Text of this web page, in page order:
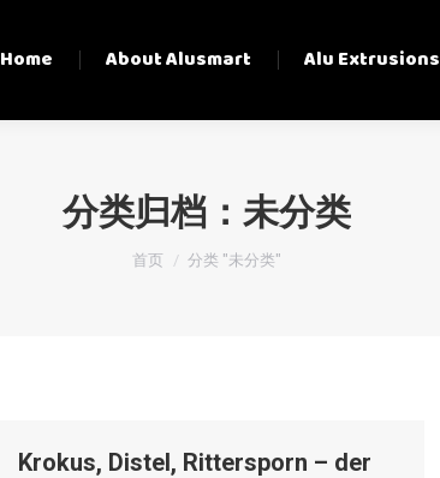
Home About Alusmart Alu Extrusions
分类归档： 未分类
您在这里：
首页 分类 "未分类"
Krokus, Distel, Rittersporn – der